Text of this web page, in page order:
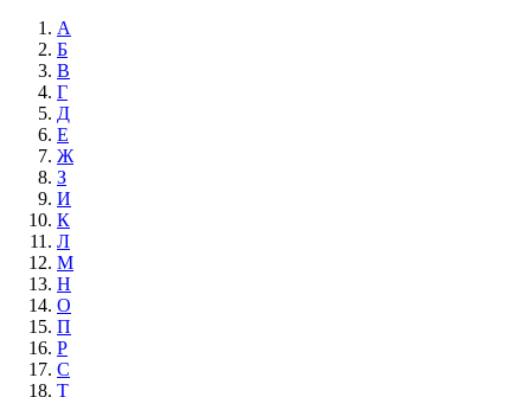
А
Б
В
Г
Д
Е
Ж
З
И
К
Л
М
Н
О
П
Р
С
Т